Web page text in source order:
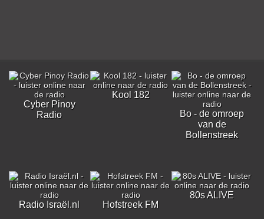
Cyber Pinoy
Radio
Kool 182
Bo - de omroep
van de
Bollenstreek
Radio Israël.nl Hofstreek FM
80s ALIVE